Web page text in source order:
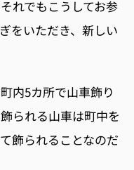
れでもこうしてお参
をいただき、新しい
内5カ所で山車飾り
られる山車は町中を
飾られることなのだ